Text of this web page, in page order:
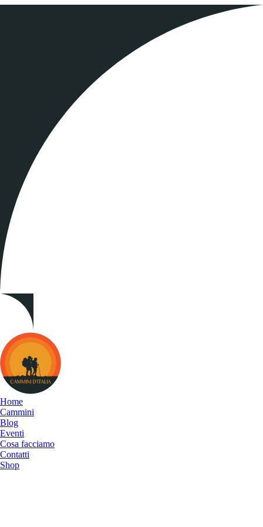
Cammini
d&#039;Italia
Home
Cammini
Blog
Eventi
Cosa facciamo
Contatti
Shop